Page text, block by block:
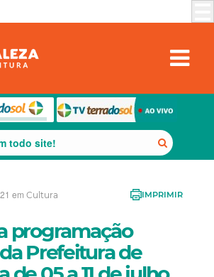
em Cultura IMPRIMIR
programação
Prefeitura de